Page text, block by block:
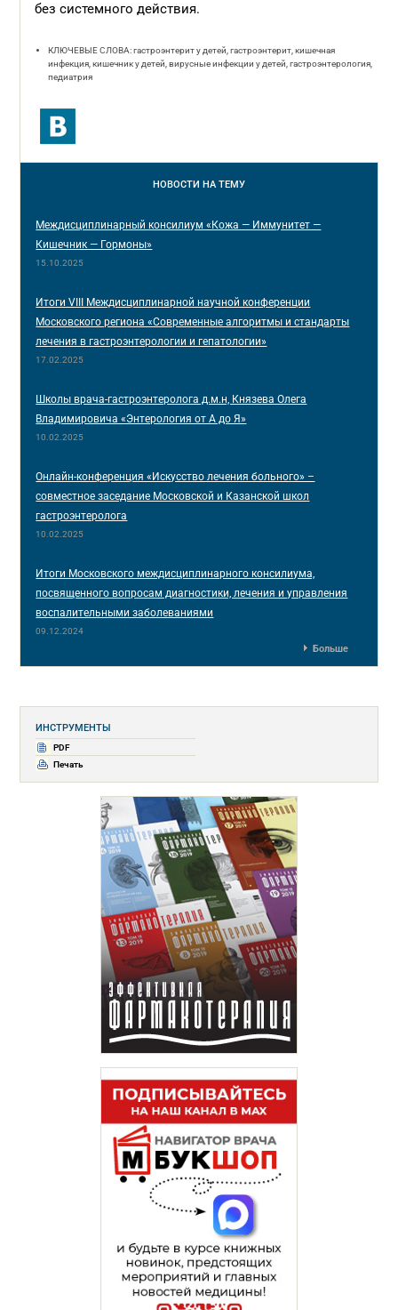
без системного действия.
КЛЮЧЕВЫЕ СЛОВА: гастроэнтерит у детей, гастроэнтерит, кишечная
инфекция, кишечник у детей, вирусные инфекции у детей, гастроэнтерология,
педиатрия
НОВОСТИ НА ТЕМУ
Междисциплинарный консилиум «Кожа — Иммунитет —
Кишечник — Гормоны»
15.10.2025
Итоги VIII Междисциплинарной научной конференции
Московского региона «Современные алгоритмы и стандарты
лечения в гастроэнтерологии и гепатологии»
17.02.2025
Школы врача-гастроэнтеролога д.м.н, Князева Олега
Владимировича «Энтерология от А до Я»
10.02.2025
Онлайн-конференция «Искусство лечения больного» –
совместное заседание Московской и Казанской школ
гастроэнтеролога
10.02.2025
Итоги Московского междисциплинарного консилиума,
посвященного вопросам диагностики, лечения и управления
воспалительными заболеваниями
09.12.2024
Больше
ИНСТРУМЕНТЫ
PDF
Печать